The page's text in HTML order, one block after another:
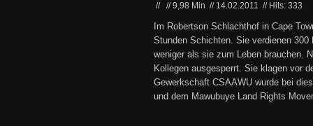
// //9,98 Min // 14.02.2011 // Hits: 333
Im Robertson Schlachthof in Cape
Stunden Schichten. Sie verdienen 300
weniger als sie zum Leben brauchen.
Kollegen ausgesperrt. Sie klagen vor
Gewerkschaft CSAAWU wurde bei
und dem Mawubuye Land Rights